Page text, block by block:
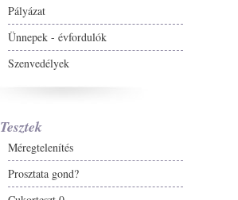
Pályázat
Ünnepek - évfordulók
Szenvedélyek
Tesztek
Méregtelenítés
Prosztata gond?